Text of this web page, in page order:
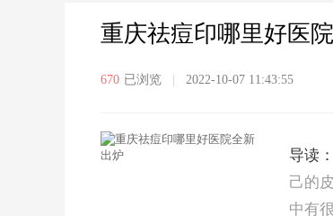
重庆祛痘印哪里好医
670 已浏览 2022-10-07 11:43:55
导读：
己的
中有